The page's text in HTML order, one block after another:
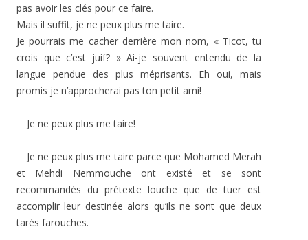
pas avoir les clés pour ce faire.
Mais il suffit, je ne peux plus me taire.
Je pourrais me cacher derrière mon nom, « Ticot, tu
crois que c’est juif? » Ai-je souvent entendu de la
langue pendue des plus méprisants. Eh oui, mais
promis je n’approcherai pas ton petit ami!
Je ne peux plus me taire!
Je ne peux plus me taire parce que Mohamed Merah
et Mehdi Nemmouche ont existé et se sont
recommandés du prétexte louche que de tuer est
accomplir leur destinée alors qu’ils ne sont que deux
tarés farouches.